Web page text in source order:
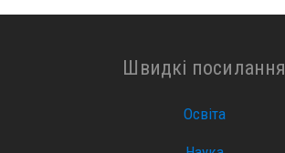
Швидкі посилання
Освіта